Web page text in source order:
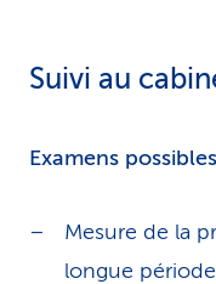
Suivi au
Examens possibles
Mesure de la
longue